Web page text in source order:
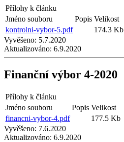
Přílohy k článku
Jméno souboru
Popis Velikost
kontrolni-vybor-5.pdf
174.3 Kb
Vyvěšeno: 5.7.2020
Aktualizováno: 6.9.2020
Finanční výbor 4-2020
Přílohy k článku
Jméno souboru
Popis Velikost
financni-vybor-4.pdf
177.5 Kb
Vyvěšeno: 7.6.2020
Aktualizováno: 6.9.2020